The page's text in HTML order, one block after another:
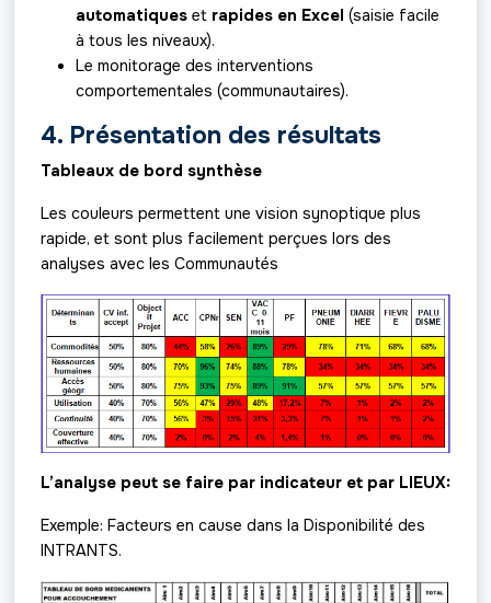
automatiques et rapides en Excel (saisie facile
à tous les niveaux).
Le monitorage des interventions
comportementales (communautaires).
4. Présentation des résultats
Tableaux de bord synthèse
Les couleurs permettent une vision synoptique plus
rapide, et sont plus facilement perçues lors des
analyses avec les Communautés
L’analyse peut se faire par indicateur et par LIEUX:
Exemple: Facteurs en cause dans la Disponibilité des
INTRANTS.